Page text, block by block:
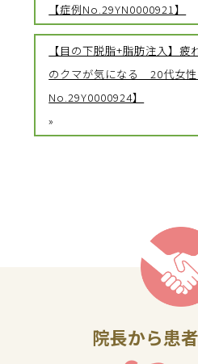
【症例No.29YN0000921】
【目の下脱脂+脂肪注入】
のクマが気になる 20代女性
No.29Y0000924】
»
院長から患